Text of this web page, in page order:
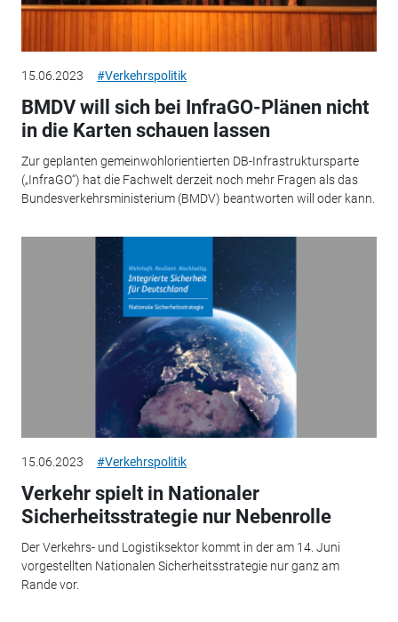
15.06.2023 #Verkehrspolitik
BMDV will sich bei InfraGO-Plänen nicht
in die Karten schauen lassen
Zur geplanten gemeinwohlorientierten DB-Infrastruktursparte
(„InfraGO“) hat die Fachwelt derzeit noch mehr Fragen als das
Bundesverkehrsministerium (BMDV) beantworten will oder kann.
15.06.2023 #Verkehrspolitik
Verkehr spielt in Nationaler
Sicherheitsstrategie nur Nebenrolle
Der Verkehrs- und Logistiksektor kommt in der am 14. Juni
vorgestellten Nationalen Sicherheitsstrategie nur ganz am
Rande vor.